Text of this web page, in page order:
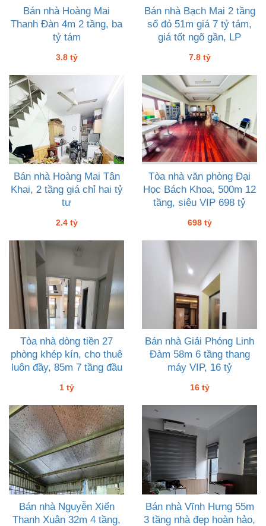
Bán nhà Hoàng Mai
Thanh Đàn 4m 2 tầng, ba
tỷ tám
3.8 tỷ
Bán nhà Bạch Mai 2 tầng
sổ đỏ 51m giá 7 tỷ tám,
giá tốt ngõ gần, LP
7.8 tỷ
Bán nhà Hoàng Mai Tân
Khai, 2 tầng giá chỉ hai tỷ
tư
2.4 tỷ
Tòa nhà văn phòng Đại
Học Bách Khoa, 500m 12
tầng, siêu VIP 698 tỷ
698 tỷ
Tòa nhà dòng tiền 27
phòng khép kín, cho thuê
luôn đầy, 85m 7 tầng đầu
1 tỷ
Bán nhà Giải Phóng Linh
Đàm 58m 6 tầng thang
máy VIP, 16 tỷ
16 tỷ
Bán nhà Nguyễn Xiển
Thanh Xuân 32m 4 tầng,
Bán nhà Vĩnh Hưng 55m
3 tầng nhà đẹp hoàn hảo,